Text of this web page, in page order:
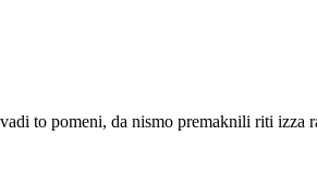
to pomeni, da nismo premaknili riti izza